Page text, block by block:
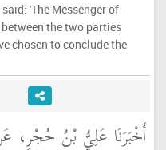
'The Messenger of
the two parties
chosen to conclude the
أَخْبَرَنَا عَلِيُّ بْنُ حُجْرٍ،